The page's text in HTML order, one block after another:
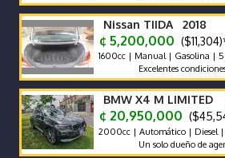
Nissan TIIDA 2018
¢ 5,200,000
1600cc | Manual | Gasolina | 5
Excelentes condiciones
BMW X4 M LIMITED
¢ 20,950,000
2000cc | Automático | Diesel |
Un solo dueño de